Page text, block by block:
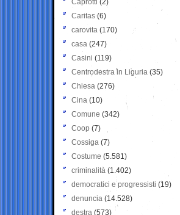
Caprotti (2)
Caritas (6)
carovita (170)
casa (247)
Casini (119)
Centrodestra in Liguria (35)
Chiesa (276)
Cina (10)
Comune (342)
Coop (7)
Cossiga (7)
Costume (5.581)
criminalità (1.402)
democratici e progressisti (19)
denuncia (14.528)
destra (573)